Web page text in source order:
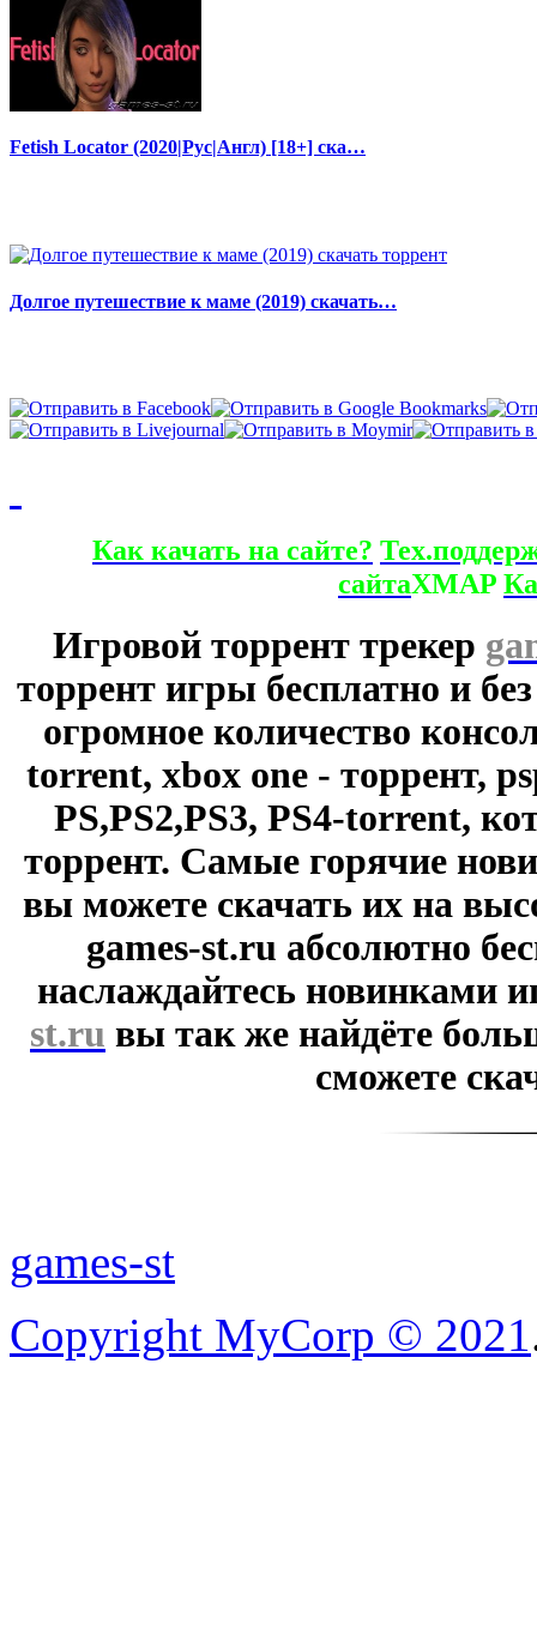
Fetish Locator (2020|Рус|Англ) [18+] ска…
Долгое путешествие к маме (2019) скачать…
Как качать на сайте?
сайтаXMAP
Игровой торрент трекер
торрент игры бесплатно и
огромное количество
torrent, xbox one - торрент,
PS,PS2,PS3, PS4-torrent,
торрент. Самые горячие
вы можете скачать их на
games-st.ru абсолютно
наслаждайтесь новинками
st.ru вы так же найдёте
сможете
games-st
Copyright MyCorp © 2021